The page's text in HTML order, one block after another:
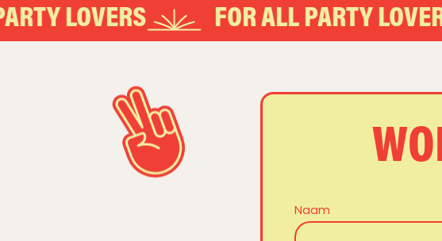
LOVERS FOR ALL PARTY LOVERS
Naam